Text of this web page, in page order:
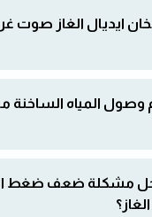
ايديال الغاز صوت
وصول المياه
حل مشكلة ضعف ضغط